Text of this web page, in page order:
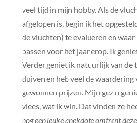
veel tijd in mijn hobby. Als de
afgelopen is, begin ik het
de vluchten) te evalueren en waar
passen voor het jaar erop. Ik
Verder geniet ik natuurlijk van de
duiven en heb veel de waardering
gewonnen prijzen. Mijn gezin
vlees, wat ik win. Dat vinden ze
nog een leuke anekdote omtrent